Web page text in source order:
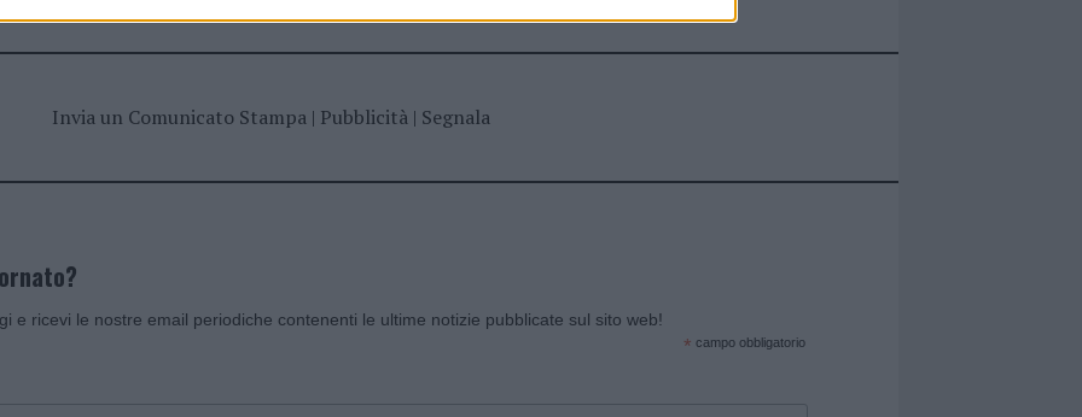
Invia un Comunicato Stampa| Pubblicità| Segnala
e ricevi le nostre email periodiche contenenti le ultime notizie pubblicate sul sito web!
* campo obbligatorio